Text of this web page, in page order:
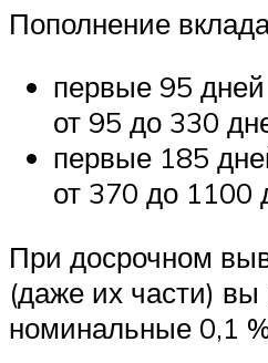
Пополнение
первые 95
от 95 до 330
первые 185
от 370 до 1100
При досрочном
(даже их части) вы
номинальные 0,1